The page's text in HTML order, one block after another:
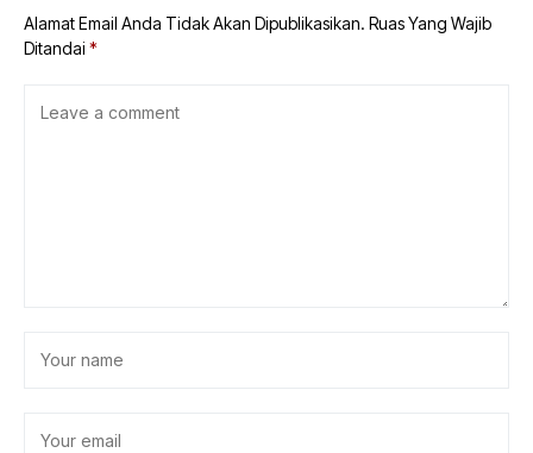
Alamat Email Anda Tidak Akan Dipublikasikan. Ruas Yang Wajib
Ditandai *